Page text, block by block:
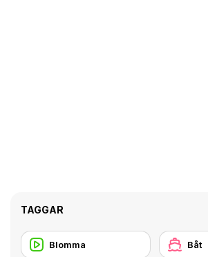
TAGGAR
Blomma Båt